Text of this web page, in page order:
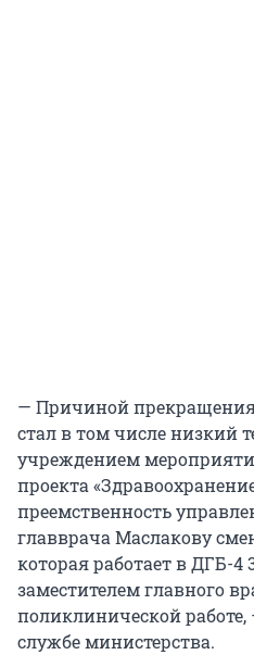
— Причиной
стал в том числе низкий
учреждением
проекта
преемственность
главврача Маслакову
которая работает в ДГБ-4
заместителем главного
поликлинической работе,
службе министерства.